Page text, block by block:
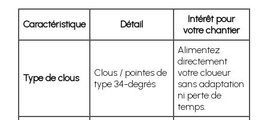
Caractéristique Détail
Intérêt pour
votre chantier
Type de clous
Clous / pointes de
type 34-degrés
Alimentez
directement
votre cloueur
sans adaptation
ni perte de
temps.